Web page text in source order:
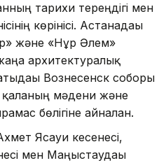
тарихи тереңдігі мен
көрінісі. Астанадағы
және «Нұр Әлем»
архитектуралық
Вознесенск соборы
мәдени және
бөлігіне айналған.
Ясауи кесенесі,
мен Маңғыстаудағы